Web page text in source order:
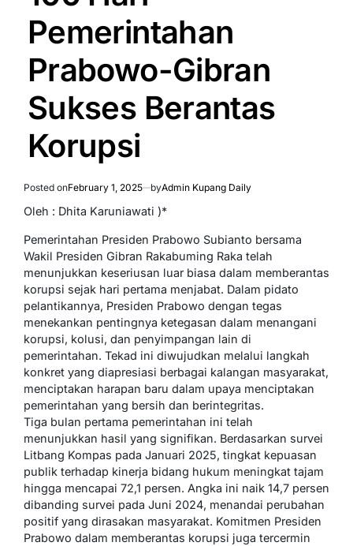
Pemerintahan
Prabowo-Gibran
Sukses Berantas
Korupsi
Posted onFebruary 1, 2025 byAdmin Kupang Daily
Oleh : Dhita Karuniawati )*
Pemerintahan Presiden Prabowo Subianto bersama
Wakil Presiden Gibran Rakabuming Raka telah
menunjukkan keseriusan luar biasa dalam memberantas
korupsi sejak hari pertama menjabat. Dalam pidato
pelantikannya, Presiden Prabowo dengan tegas
menekankan pentingnya ketegasan dalam menangani
korupsi, kolusi, dan penyimpangan lain di
pemerintahan. Tekad ini diwujudkan melalui langkah
konkret yang diapresiasi berbagai kalangan masyarakat,
menciptakan harapan baru dalam upaya menciptakan
pemerintahan yang bersih dan berintegritas.
Tiga bulan pertama pemerintahan ini telah
menunjukkan hasil yang signifikan. Berdasarkan survei
Litbang Kompas pada Januari 2025, tingkat kepuasan
publik terhadap kinerja bidang hukum meningkat tajam
hingga mencapai 72,1 persen. Angka ini naik 14,7 persen
dibanding survei pada Juni 2024, menandai perubahan
positif yang dirasakan masyarakat. Komitmen Presiden
Prabowo dalam memberantas korupsi juga tercermin